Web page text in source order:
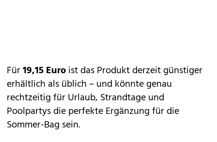
Für19,15 Euroist das Produkt derzeit günstiger
erhältlich als üblich – und könnte genau
rechtzeitig für Urlaub, Strandtage und
Poolpartys die perfekte Ergänzung für die
Sommer-Bag sein.